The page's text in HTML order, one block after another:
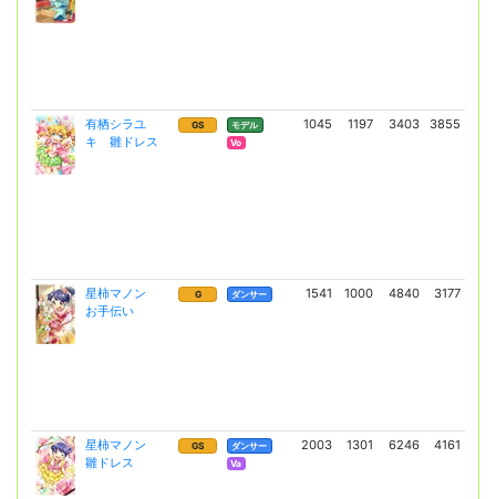
有栖シラユ
キ 雛ドレス
GS
モデル
Vo
1045 1197 3403 3855
星柿マノン
お手伝い
G ダンサー 1541 1000 4840 3177
星柿マノン
雛ドレス
GS
ダンサー
Va
2003 1301 6246 4161